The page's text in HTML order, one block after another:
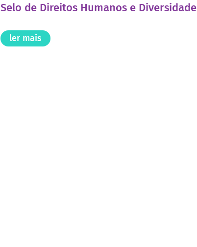
Selo de Direitos Humanos e Diversidade
ler mais